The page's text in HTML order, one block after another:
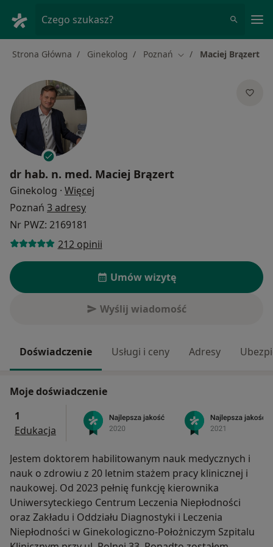
Czego szukasz?
Strona Główna Ginekolog Poznań Zmień miasto
Maciej Brązert
dr hab. n. med. Maciej Brązert
Ginekolog · Więcej
Poznań 3 adresy
Nr PWZ: 2169181
212 opinii
Umów wizytę
Wyślij wiadomość
Doświadczenie Usługi i ceny Adresy
Moje doświadczenie
1
Edukacja
Jestem doktorem habilitowanym nauk medycznych i
nauk o zdrowiu z 20 letnim stażem pracy klinicznej i
naukowej. Od 2023 pełnię funkcję kierownika
Uniwersyteckiego Centrum Leczenia Niepłodności
oraz Zakładu i Oddziału Diagnostyki i Leczenia
Niepłodności w Ginekologiczno-Położniczym Szpitalu